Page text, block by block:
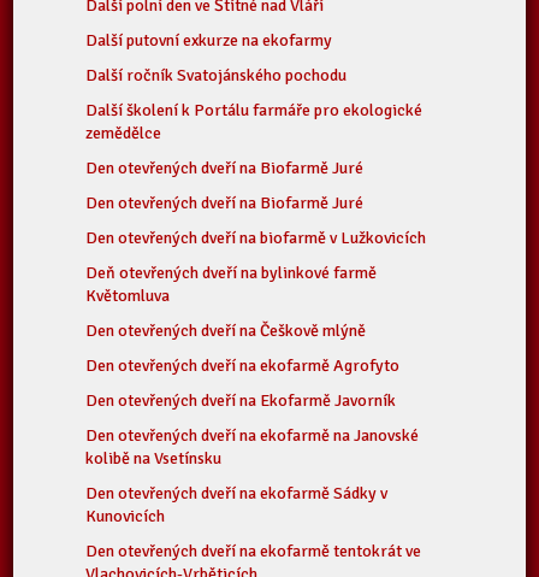
Další polní den ve Štítné nad Vláří
Další putovní exkurze na ekofarmy
Další ročník Svatojánského pochodu
Další školení k Portálu farmáře pro ekologické
zemědělce
Den otevřených dveří na Biofarmě Juré
Den otevřených dveří na Biofarmě Juré
Den otevřených dveří na biofarmě v Lužkovicích
Deň otevřených dveří na bylinkové farmě
Květomluva
Den otevřených dveří na Češkově mlýně
Den otevřených dveří na ekofarmě Agrofyto
Den otevřených dveří na Ekofarmě Javorník
Den otevřených dveří na ekofarmě na Janovské
kolibě na Vsetínsku
Den otevřených dveří na ekofarmě Sádky v
Kunovicích
Den otevřených dveří na ekofarmě tentokrát ve